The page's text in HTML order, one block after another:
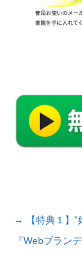
→ 【特典１】”
『Webブラン